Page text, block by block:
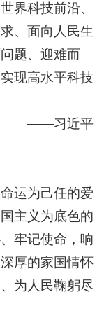
界科技前沿、
、面向人民生
题、迎难而
现高水平科技
——习近平
运为己任的爱
主义为底色的
牢记使命，响
厚的家国情怀
为人民鞠躬尽